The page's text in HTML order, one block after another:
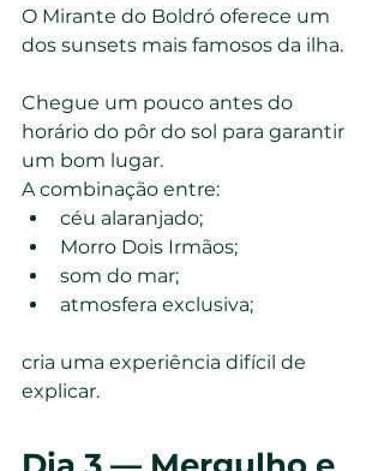
O Mirante do Boldró oferece um
dos sunsets mais famosos da ilha.
Chegue um pouco antes do
horário do pôr do sol para garantir
um bom lugar.
A combinação entre:
céu alaranjado;
Morro Dois Irmãos;
som do mar;
atmosfera exclusiva;
cria uma experiência difícil de
explicar.